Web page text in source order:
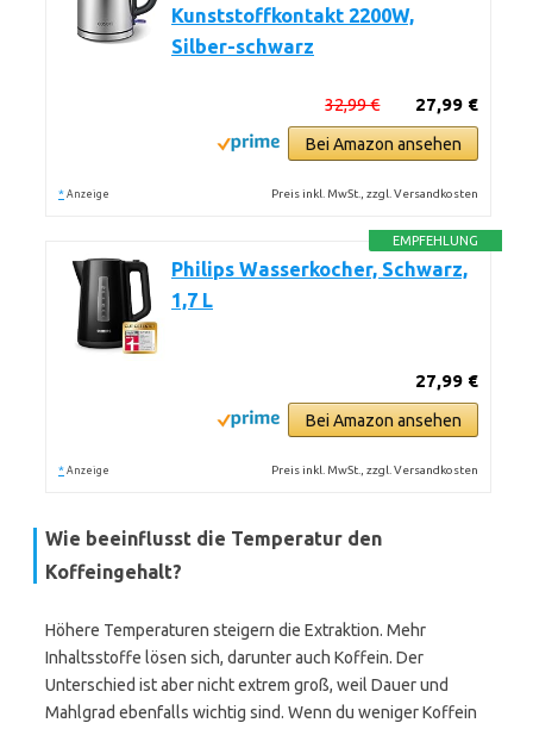
Kunststoffkontakt 2200W,
Silber-schwarz
27,99 €
32,99 €
Bei Amazon ansehen
* Anzeige Preis inkl. MwSt., zzgl. Versandkosten
EMPFEHLUNG
Philips Wasserkocher, Schwarz,
1,7 L
27,99 €
Bei Amazon ansehen
* Anzeige Preis inkl. MwSt., zzgl. Versandkosten
Wie beeinflusst die Temperatur den
Koffeingehalt?
Höhere Temperaturen steigern die Extraktion. Mehr
Inhaltsstoffe lösen sich, darunter auch Koffein. Der
Unterschied ist aber nicht extrem groß, weil Dauer und
Mahlgrad ebenfalls wichtig sind. Wenn du weniger Koffein